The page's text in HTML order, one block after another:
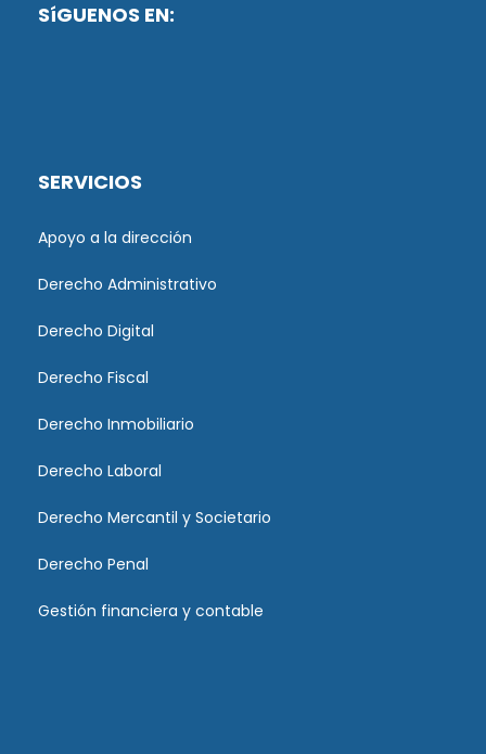
SíGUENOS EN:
SERVICIOS
Apoyo a la dirección
Derecho Administrativo
Derecho Digital
Derecho Fiscal
Derecho Inmobiliario
Derecho Laboral
Derecho Mercantil y Societario
Derecho Penal
Gestión financiera y contable